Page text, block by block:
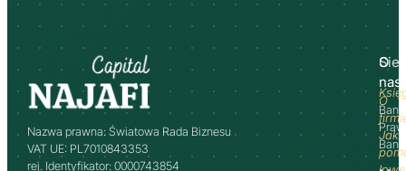
Nazwa prawna: Światowa Rada Biznesu
VAT UE: PL7010843353
rej. Identyfikator: 0000743854
O
nas
O
Jak